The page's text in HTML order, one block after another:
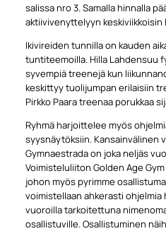
salissa nro 3. Samalla hinnalla
aktiivivenyttelyyn keskiviikkoisin
Ikivireiden tunnilla on kauden
tuntiteemoilla. Hilla Lahdensuu
syvempiä treenejä kun
keskittyy tuolijumpan erilaisiin
Pirkko Paara treenaa porukkaa
Ryhmä harjoittelee myös
syysnäytöksiin. Kansainvälinen
Gymnaestrada on joka neljäs
Voimisteluliiton Golden Age
johon myös pyrimme
voimistellaan ahkerasti ohjelmia
vuoroilla tarkoitettuna
osallistuville. Osallistuminen